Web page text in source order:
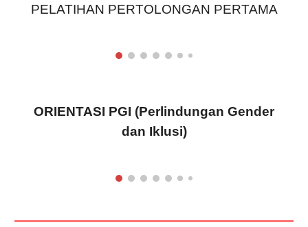
PELATIHAN PERTOLONGAN PERTAMA
ORIENTASI PGI (Perlindungan Gender
dan Iklusi)